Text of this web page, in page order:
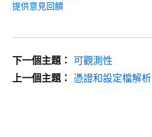
提供意見回饋
下一個主題： 可觀測性
上一個主題： 憑證和設定檔解析